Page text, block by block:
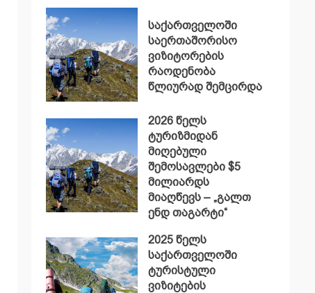
საქართველოში
საერთაშორისო
ვიზიტორების
რაოდენობა
წლიურად შემცირდა
2026 წელს
ტურიზმიდან
მიღებული
შემოსავლები $5
მილიარდს
მიაღწევს – „გალთ
ენდ თაგარტი“
2025 წელს
საქართველოში
ტურისტული
ვიზიტების